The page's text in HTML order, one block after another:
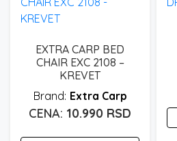
EXTRA CARP BED
CHAIR EXC 2108 –
KREVET
Extra Carp
10.990 RSD